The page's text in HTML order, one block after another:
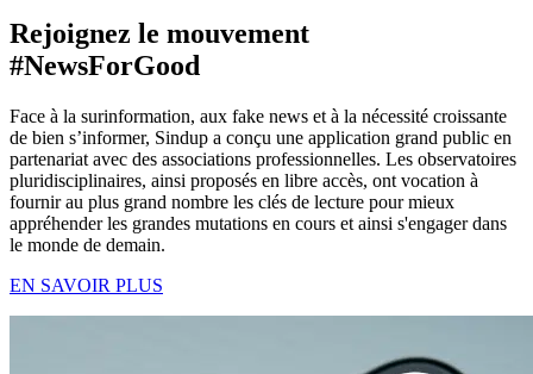
Rejoignez le mouvement
#NewsForGood
Face à la surinformation, aux fake news et à la nécessité croissante
de bien s’informer, Sindup a conçu une application grand public en
partenariat avec des associations professionnelles. Les observatoires
pluridisciplinaires, ainsi proposés en libre accès, ont vocation à
fournir au plus grand nombre les clés de lecture pour mieux
appréhender les grandes mutations en cours et ainsi s'engager dans
le monde de demain.
EN SAVOIR PLUS